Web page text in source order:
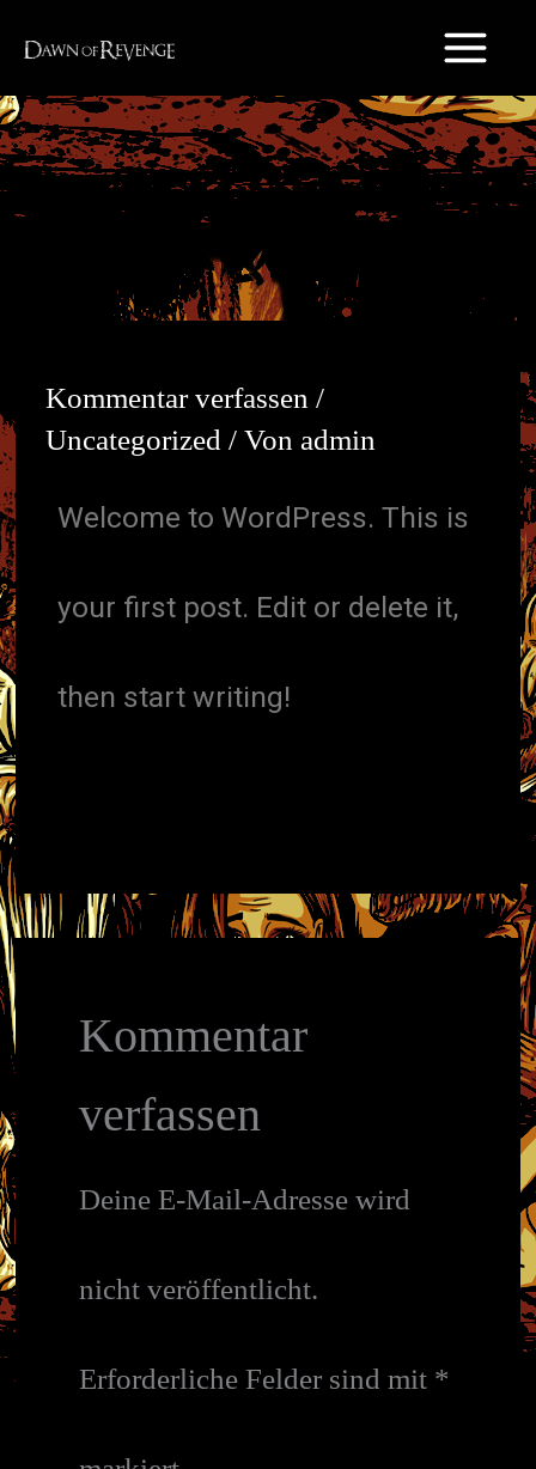
Zum
Inhalt
springen
Kommentar verfassen /
Uncategorized/ Von admin
Welcome to WordPress. This is
your first post. Edit or delete it,
then start writing!
Kommentar
verfassen
Deine E-Mail-Adresse wird
nicht veröffentlicht.
Erforderliche Felder sind mit *